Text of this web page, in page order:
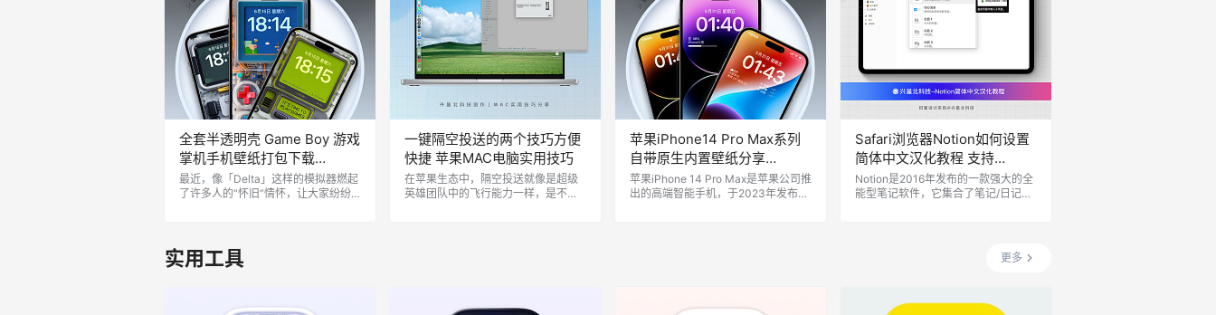
全套半透明壳 Game Boy 游戏
掌机手机壁纸打包下载
[46P/26.1MB]
最近，像「Delta」这样的模拟器燃起
了许多人的“怀旧”情怀，让大家纷纷
波复古潮流。 受模拟器皮肤的启发，
最近有人设计了一套“透明版外壳 Ga
Phone 或 Android 手机瞬间变身为童
一键隔空投送的两个技巧方便
快捷 苹果MAC电脑实用技巧
在苹果生态中，隔空投送就像是超级
英雄团队中的飞行能力一样，是不同
们作品的高质量。 如果你经常需要使
苹果iPhone14 Pro Max系列
自带原生内置壁纸分享
[9P/14.01MB]
苹果iPhone 14 Pro Max是苹果公司推
出的高端智能手机，于2023年发布。
持ProRAW和ProRes视频拍摄…
Safari浏览器Notion如何设置
简体中文汉化教程 支持
iOS/iPad/Mac端
Notion是2016年发布的一款强大的全
能型笔记软件，它集合了笔记/日记、
效率，还可以像网页博客一样设计美
观的各种页面，近年来备受效率人士
ndroid，并且客户端都是基于 WEB 技
实用工具 更多